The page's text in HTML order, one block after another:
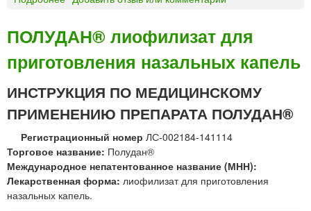
е
т
л
ь
о
г
о
и
н
О
Л
У
Д
А
Н
®
и
о
ф
и
л
ПОЛУДАН® лиофилизат для
приготовления назальных капель
ИНСТРУКЦИЯ ПО МЕДИЦИНСКОМУ
ПРИМЕНЕНИЮ ПРЕПАРАТА ПОЛУДАН®
Регистрационный номер ЛС-002184-141114
Торговое название: Полудан®
Международное непатентованное название (МНН):
Лекарственная форма: лиофилизат для приготовления
назальных капель.